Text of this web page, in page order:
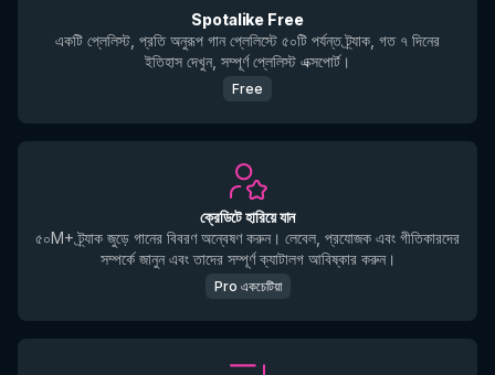
Spotalike Free
একটি প্লেলিস্ট, প্রতি অনুরূপ গান প্লেলিস্টে ৫০টি পর্যন্ত ট্র্যাক, গত ৭ দিনের
ইতিহাস দেখুন, সম্পূর্ণ প্লেলিস্ট এক্সপোর্ট।
Free
ক্রেডিটে হারিয়ে যান
৫০M+ ট্র্যাক জুড়ে গানের বিবরণ অন্বেষণ করুন। লেবেল, প্রযোজক এবং গীতিকারদের
সম্পর্কে জানুন এবং তাদের সম্পূর্ণ ক্যাটালগ আবিষ্কার করুন।
Pro একচেটিয়া